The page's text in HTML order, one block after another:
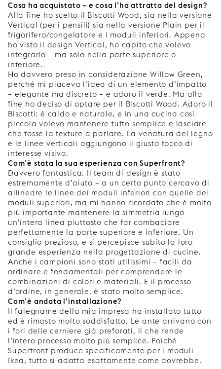
Cosa ha acquistato – e cosa l’ha attratta del design?
Alla fine ho scelto il Biscotti Wood, sia nella versione
Vertical (per i pensili) sia nella versione Plain per il
frigorifero/congelatore e i moduli inferiori. Appena
ho visto il design Vertical, ho capito che volevo
integrarlo – ma solo nella parte superiore o
inferiore.
Ho davvero preso in considerazione Willow Green,
perché mi piaceva l’idea di un elemento d’impatto
– elegante ma discreto – e adoro il verde. Ma alla
fine ho deciso di optare per il Biscotti Wood. Adoro il
Biscotti: è caldo e naturale, e in una cucina così
piccola volevo mantenere tutto semplice e lasciare
che fosse la texture a parlare. La venatura del legno
e le linee verticali aggiungono il giusto tocco di
interesse visivo.
Com’è stata la sua esperienza con Superfront?
Davvero fantastica. Il team di design è stato
estremamente d’aiuto – a un certo punto cercavo di
allineare le linee dei moduli inferiori con quelle dei
moduli superiori, ma mi hanno ricordato che è molto
più importante mantenere la simmetria lungo
un’intera linea piuttosto che far combaciare
perfettamente la parte superiore e inferiore. Un
consiglio prezioso, e si percepisce subito la loro
grande esperienza nella progettazione di cucine.
Anche i campioni sono stati utilissimi – facili da
ordinare e fondamentali per comprendere le
combinazioni di colori e materiali. E il processo
d’ordine, in generale, è stato molto semplice.
Com’è andata l’installazione?
Il falegname della mia impresa ha installato tutto
ed è rimasto molto soddisfatto. Le ante arrivano con
i fori delle cerniere già preforati, il che rende
l’intero processo molto più semplice. Poiché
Superfront produce specificamente per i moduli
Ikea, tutto si adatta esattamente come dovrebbe.